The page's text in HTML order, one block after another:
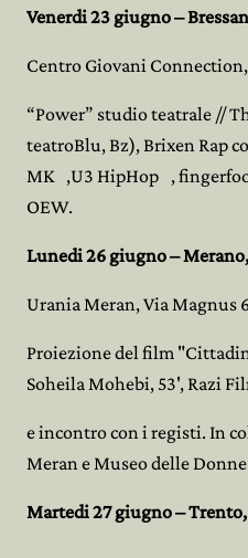
Venerdi 23 giugno –
Centro Giovani
“Power” studio teatrale //
teatroBlu, Bz), Brixen Rap
MK ,U3 HipHop ,
OEW.
Lunedi 26 giugno –
Urania Meran, Via Magnus
Proiezione del film
Soheila Mohebi, 53', Razi
e incontro con i registi. In
Meran e Museo delle
Martedi 27 giugno –